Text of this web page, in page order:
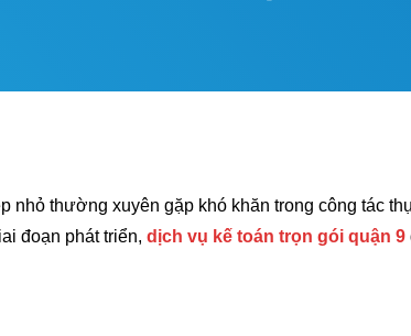
thường xuyên gặp khó khăn trong công tác
đoạn phát triển, dịch vụ kế toán trọn gói quận 9